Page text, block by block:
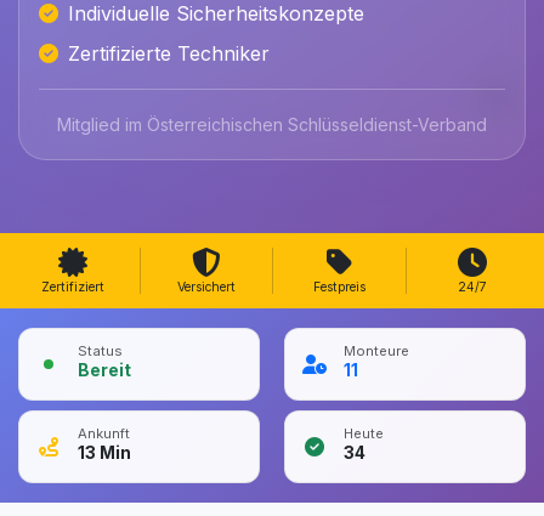
Individuelle Sicherheitskonzepte
Zertifizierte Techniker
Mitglied im Österreichischen Schlüsseldienst-Verband
Zertifiziert Versichert Festpreis 24/7
Status
Bereit
Monteure
11
Ankunft
13 Min
Heute
34